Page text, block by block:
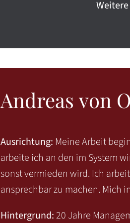
Andreas von
Ausrichtung: Meine Arbeit
arbeite ich an den im System
sonst vermieden wird. Ich
ansprechbar zu machen. Mich
Hintergrund:20 Jahre